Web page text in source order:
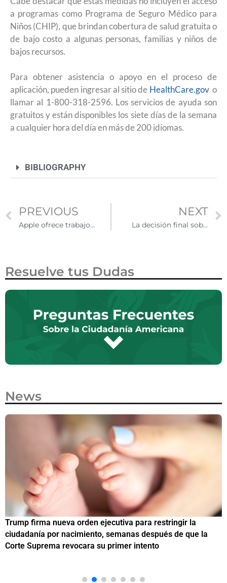
a programas como Programa de Seguro Médico para
Niños (CHIP), que brindan cobertura de salud gratuita o
de bajo costo a algunas personas, familias y niños de
bajos recursos.
Para obtener asistencia o apoyo en el proceso de
aplicación, pueden ingresar al sitio de HealthCare.govo
llamar al 1-800-318-2596. Los servicios de ayuda son
gratuitos y están disponibles los siete días de la semana
a cualquier hora del día en más de 200 idiomas.
BIBLIOGRAPHY
PREVIOUS
Apple ofrece trabajos en EE.UU. con visas H-1B y Green Card
NEXT
La decisión final sobre el futuro de DACA podría ocurrir en cualquier momento
Resuelve tus Dudas
News
Trump firma nueva orden ejecutiva para restringir la
ciudadanía por nacimiento, semanas después de que la
Corte Suprema revocara su primer intento